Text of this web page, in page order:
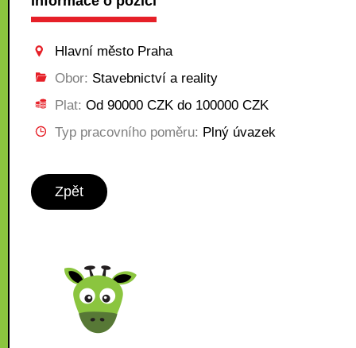
Hlavní město Praha
Obor: Stavebnictví a reality
Plat: Od 90000 CZK do 100000 CZK
Typ pracovního poměru: Plný úvazek
Zpět